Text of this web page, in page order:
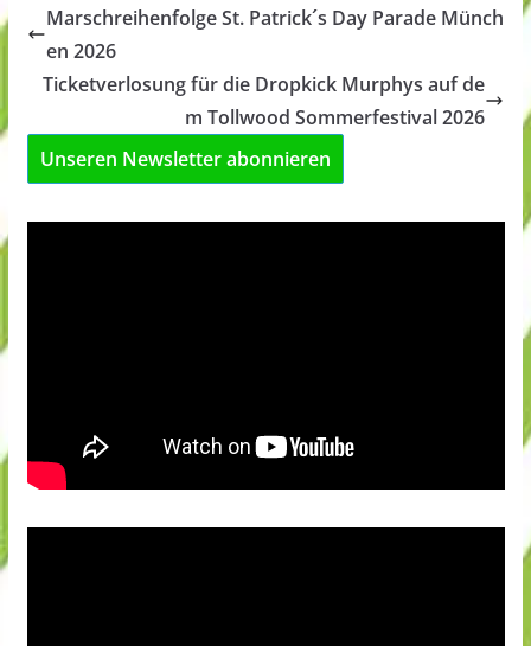
Marschreihenfolge St. Patrick´s Day Parade Münch
en 2026
Ticketverlosung für die Dropkick Murphys auf de
m Tollwood Sommerfestival 2026
Unseren Newsletter abonnieren